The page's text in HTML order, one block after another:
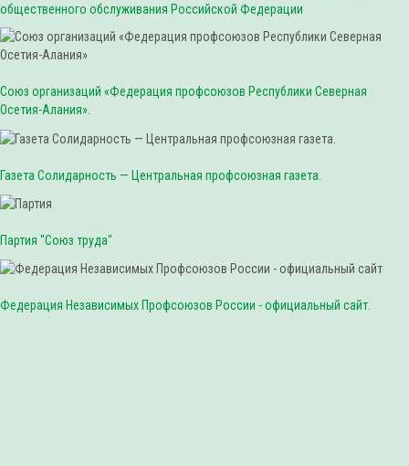
общественного обслуживания Российской Федерации
Союз организаций «Федерация профсоюзов Республики Северная
Осетия-Алания».
Газета Солидарность — Центральная профсоюзная газета.
Партия "Союз труда"
Федерация Независимых Профсоюзов России - официальный сайт.